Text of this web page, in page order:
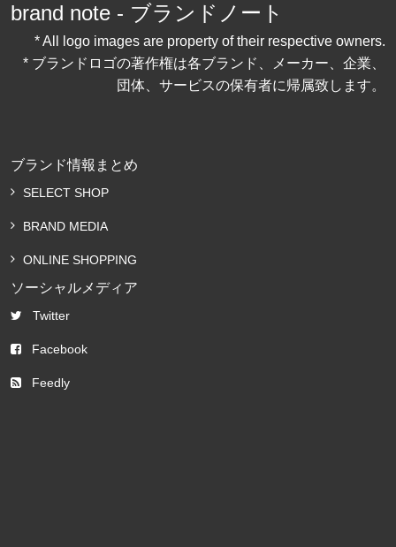
brand note - ブランドノート
* All logo images are property of their respective owners.
* ブランドロゴの著作権は各ブランド、メーカー、企業、
団体、サービスの保有者に帰属致します。
ブランド情報まとめ
SELECT SHOP
BRAND MEDIA
ONLINE SHOPPING
ソーシャルメディア
Twitter
Facebook
Feedly